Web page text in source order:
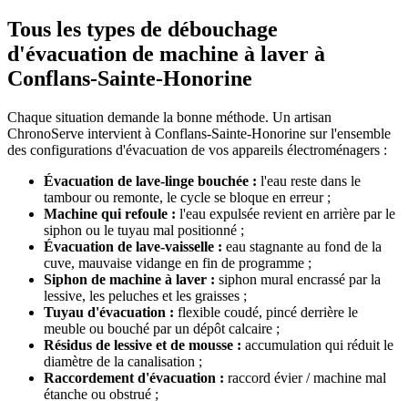
Tous les types de débouchage
d'évacuation de machine à laver à
Conflans-Sainte-Honorine
Chaque situation demande la bonne méthode. Un artisan
ChronoServe intervient à Conflans-Sainte-Honorine sur l'ensemble
des configurations d'évacuation de vos appareils électroménagers :
Évacuation de lave-linge bouchée : l'eau reste dans le
tambour ou remonte, le cycle se bloque en erreur ;
Machine qui refoule : l'eau expulsée revient en arrière par le
siphon ou le tuyau mal positionné ;
Évacuation de lave-vaisselle : eau stagnante au fond de la
cuve, mauvaise vidange en fin de programme ;
Siphon de machine à laver : siphon mural encrassé par la
lessive, les peluches et les graisses ;
Tuyau d'évacuation : flexible coudé, pincé derrière le
meuble ou bouché par un dépôt calcaire ;
Résidus de lessive et de mousse : accumulation qui réduit le
diamètre de la canalisation ;
Raccordement d'évacuation : raccord évier / machine mal
étanche ou obstrué ;